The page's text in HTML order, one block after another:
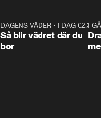
1:06
DAGENS VÄDER • I DAG 02:30
Så blir vädret där du
bor
I